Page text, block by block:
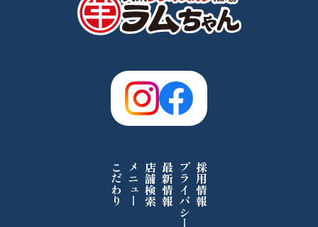
こだわりメニュー店舗検索最新情報 採用情報